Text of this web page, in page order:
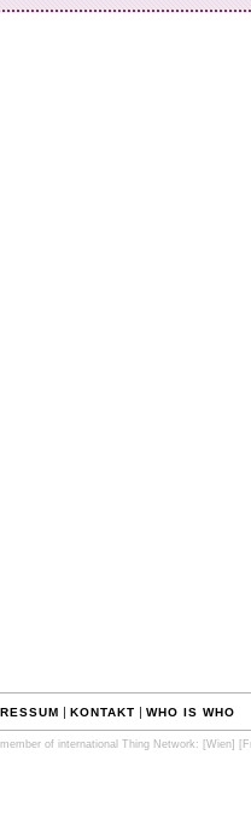
| KONTAKT | WHO IS WHO
of international Thing Network: [Wien]